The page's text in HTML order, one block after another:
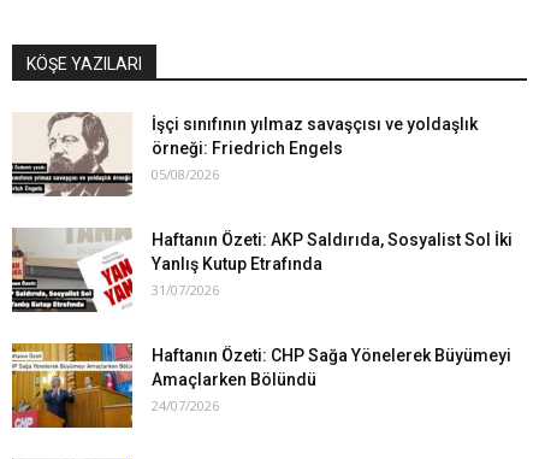
KÖŞE YAZILARI
İşçi sınıfının yılmaz savaşçısı ve yoldaşlık
örneği: Friedrich Engels
05/08/2026
Haftanın Özeti: AKP Saldırıda, Sosyalist Sol İki
Yanlış Kutup Etrafında
31/07/2026
Haftanın Özeti: CHP Sağa Yönelerek Büyümeyi
Amaçlarken Bölündü
24/07/2026